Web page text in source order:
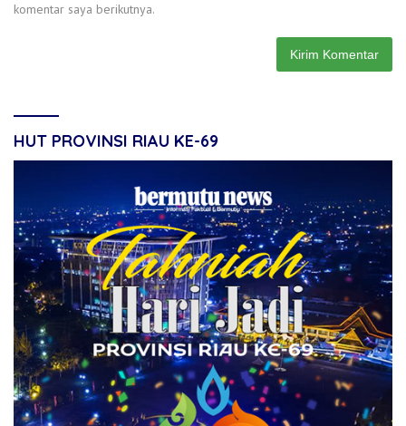
komentar saya berikutnya.
HUT PROVINSI RIAU KE-69